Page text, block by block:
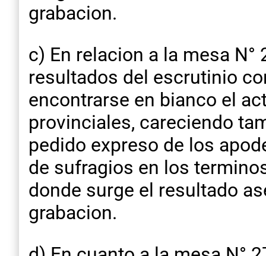
grabacion.
c) En relacion a la mesa
resultados del escrutinio
encontrarse en bianco el
provinciales, careciendo
pedido expreso de los
de sufragios en los
donde surge el resultado
grabacion.